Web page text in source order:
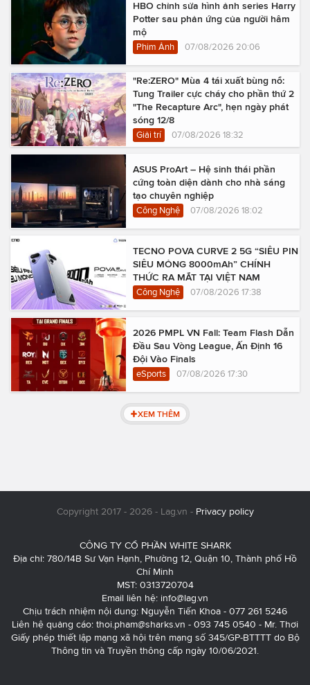
HBO chỉnh sửa hình ảnh series Harry
Potter sau phản ứng của người hâm
mộ
Phim Ảnh 07/08/2026 20:06
"Re:ZERO" Mùa 4 tái xuất bùng nổ:
Tung Trailer cực cháy cho phần thứ 2
"The Recapture Arc", hẹn ngày phát
sóng 12/8
Giải trí 07/08/2026 18:32
ASUS ProArt – Hệ sinh thái phần
cứng toàn diện dành cho nhà sáng
tạo chuyên nghiệp
Công Nghệ 07/08/2026 18:02
TECNO POVA CURVE 2 5G “SIÊU PIN
SIÊU MỎNG 8000mAh” CHÍNH
THỨC RA MẮT TẠI VIỆT NAM
Công Nghệ 07/08/2026 17:38
2026 PMPL VN Fall: Team Flash Dẫn
Đầu Sau Vòng League, Ấn Định 16
Đội Vào Finals
eSports 07/08/2026 17:30
XEM THÊM
Copyright 2017 - 2026 - Lag.vn - Privacy policy
CÔNG TY CỔ PHẦN WHITE SHARK
Địa chỉ: 780/14B Sư Vạn Hạnh, Phường 12, Quận 10, Thành phố Hồ
Chí Minh
MST: 0313720704
Email liên hệ: info@lag.vn
Chịu trách nhiệm nội dung: Nguyễn Tiến Khoa - 077 261 5246
Liên hệ quảng cáo: thoi.pham@sharks.vn - 093 745 0540 - Mr. Thơi
Giấy phép thiết lập mạng xã hội trên mạng số 345/GP-BTTTT do Bộ
Thông tin và Truyền thông cấp ngày 10/06/2021.